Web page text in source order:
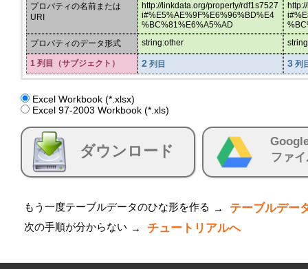
プロパティの名前または
URI
http://linkdata.org/property/rdf1s7527
i#%E5%AE%9F%E6%96%BD%E4
%BC%81%E6%A5%AD
プロパティのデータ形式
string:other
1 列目（サブジェクト） 2 列目 3 列
Excel Workbook (*.xlsx)
Excel 97-2003 Workbook (*.xls)
ダウンロード
ファ
もう一度テーブルデータのひな形を作る → テーブルデー
次の手順が分からない → チュートリアルへ